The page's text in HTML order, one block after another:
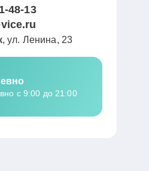
48-13
, ул. Ленина, 23
с 9:00 до 21:00